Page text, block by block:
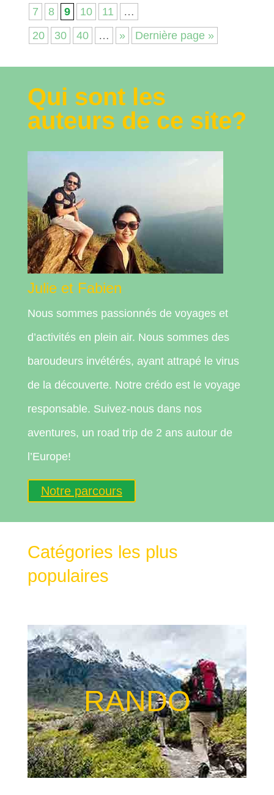
7
8 9 10 11
…
20
30 40 … » Dernière page »
Qui sont les
auteurs de ce site?
Julie et Fabien
Nous sommes passionnés de voyages et
d’activités en plein air. Nous sommes des
baroudeurs invétérés, ayant attrapé le virus
de la découverte. Notre crédo est le voyage
responsable. Suivez-nous dans nos
aventures, un road trip de 2 ans autour de
l’Europe!
Notre parcours
Catégories les plus
populaires
RANDO